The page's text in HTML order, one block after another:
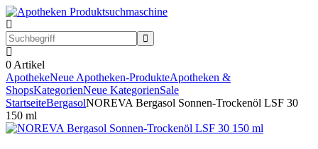
0 Artikel
ApothekeNeue Apotheken-ProdukteApotheken &
ShopsKategorienNeue KategorienSale
StartseiteBergasolNOREVA Bergasol Sonnen-Trockenöl LSF 30
150 ml